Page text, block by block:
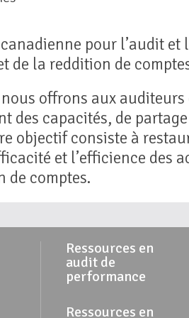
pour l’audit
de la reddition de
offrons aux
des capacités, de
objectif consiste à
et l’efficience des
de comptes.
Ressources en
audit de
performance
Ressources en